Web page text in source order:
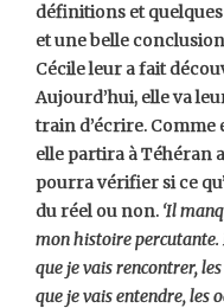
définitions et
et une belle
Cécile leur a fait
Aujourd’hui, elle va
train d’écrire. Comme
elle partira à Téhéran
pourra vérifier si ce
du réel ou non. ‘Il
mon histoire percutante.
que je vais rencontrer,
que je vais entendre, les